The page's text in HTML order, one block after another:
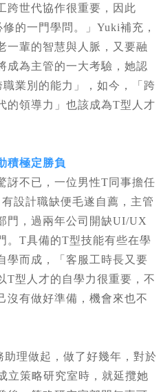
跨世代協作很重要，因此
的一門學問。」Yuki補充，
一輩的智慧與人脈，又要融
成為主管的一大考驗，她認
業別的能力」，如今，「跨
的領導力」也該成為T型人才
積極定勝負
訝不已，一位男性T同事擔任
設計職缺便毛遂自薦，主管
門，過兩年公司開缺UI/UX
。T具備的T型技能有些在學
學而成，「客服工時長又要
T型人才的自學力很重要，不
沒有做好準備，機會來也不
理做起，做了好幾年，對於
立策略研究室時，就延攬她